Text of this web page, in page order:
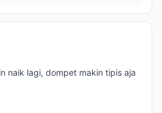
naik lagi, dompet makin tipis aja